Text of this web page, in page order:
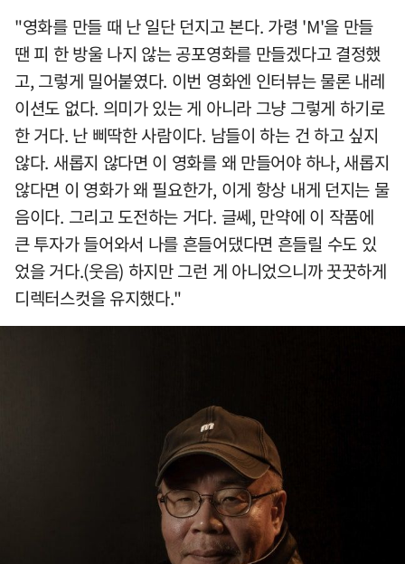
"영화를 만들 때 난 일단 던지고 본다. 가령 'M'을 만들
땐 피 한 방울 나지 않는 공포영화를 만들겠다고 결정했
고, 그렇게 밀어붙였다. 이번 영화엔 인터뷰는 물론 내레
이션도 없다. 의미가 있는 게 아니라 그냥 그렇게 하기로
한 거다. 난 삐딱한 사람이다. 남들이 하는 건 하고 싶지
않다. 새롭지 않다면 이 영화를 왜 만들어야 하나, 새롭지
않다면 이 영화가 왜 필요한가, 이게 항상 내게 던지는 물
음이다. 그리고 도전하는 거다. 글쎄, 만약에 이 작품에
큰 투자가 들어와서 나를 흔들어댔다면 흔들릴 수도 있
었을 거다.(웃음) 하지만 그런 게 아니었으니까 꿋꿋하게
디렉터스컷을 유지했다."